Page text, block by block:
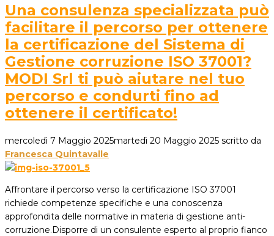
Una consulenza specializzata può
facilitare il percorso per ottenere
la certificazione del Sistema di
Gestione corruzione ISO 37001?
MODI Srl ti può aiutare nel tuo
percorso e condurti fino ad
ottenere il certificato!
mercoledì 7 Maggio 2025martedì 20 Maggio 2025 scritto da
Francesca Quintavalle
Affrontare il percorso verso la certificazione ISO 37001
richiede competenze specifiche e una conoscenza
approfondita delle normative in materia di gestione anti-
corruzione.Disporre di un consulente esperto al proprio fianco